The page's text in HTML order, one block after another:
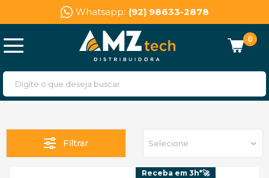
Whatsapp: (92) 98633-2878
0
Filtrar Selecione
Receba em 3h*🚀